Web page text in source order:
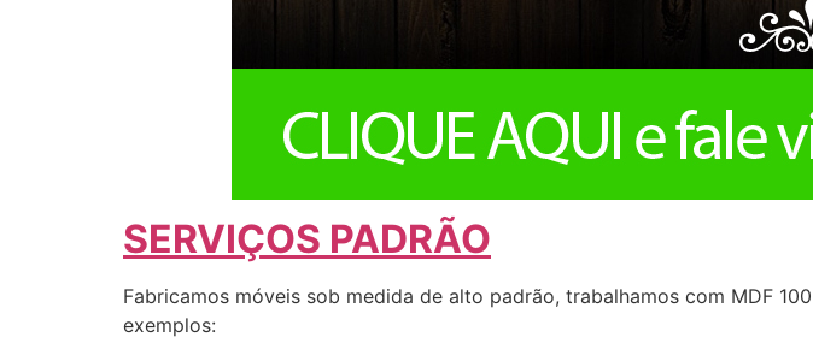
SERVIÇOS PADRÃO
Fabricamos móveis sob medida de alto padrão, trabalhamos com MDF
exemplos: